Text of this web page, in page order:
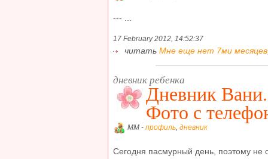
--- ...
17 February 2012, 14:52:37
читать Мне еще нет 7ми
дневник ребенка
Дневник
Фото с
MM - профиль, дневник
Сегодня пасмурный день, поэтому не